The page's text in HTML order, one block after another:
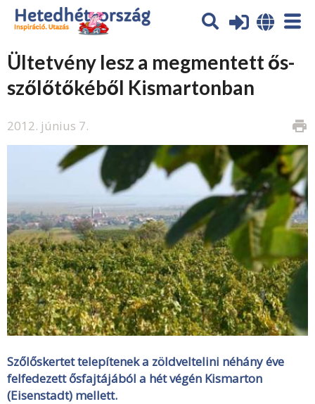
Ültetvény lesz a megmentett ős-
szőlőtőkéből Kismartonban
2012. június 7. print
Szőlőskertet telepítenek a zöldveltelini néhány éve
felfedezett ősfajtájából a hét végén Kismarton
(Eisenstadt) mellett.